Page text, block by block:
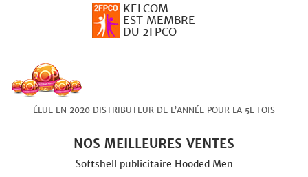
KELCOM
EST MEMBRE
DU 2FPCO
ÉLUE EN 2020 DISTRIBUTEUR DE L’ANNÉE POUR LA 5E FOIS
NOS MEILLEURES VENTES
Softshell publicitaire Hooded Men